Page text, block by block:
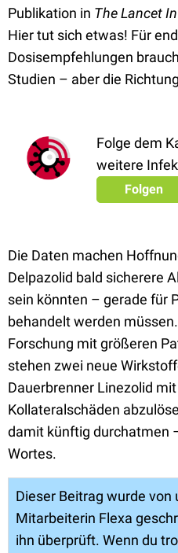
Publikation in The Lancet
Hier tut sich etwas! Für
Dosisempfehlungen
Studien – aber die
Folge dem
weitere
Folgen
Die Daten machen
Delpazolid bald sicherere
sein könnten – gerade für
behandelt werden
Forschung mit größeren
stehen zwei neue
Dauerbrenner Linezolid
Kollateralschäden
damit künftig durchatmen
Wortes.
Dieser Beitrag wurde von
Mitarbeiterin Flexa
ihn überprüft. Wenn du